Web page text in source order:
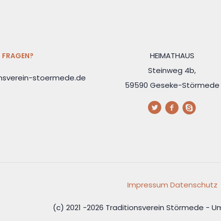
FRAGEN?
stoermede.de
HEIMATHAUS
Steinweg 4b,
59590 Geseke-Störmede
Impressum Datenschutz
(c) 2021 -2026 Traditionsverein Störmede -